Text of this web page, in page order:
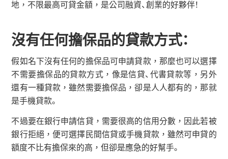
地，不限最高可貸金額，是公司融資、創業的好夥伴！
沒有任何擔保品的貸款方式：
假如名下沒有任何的擔保品可申請貸款，那麼也可以選擇
不需要擔保品的貸款方式，像是信貸、代書貸款等，另外
還有一種貸款，雖然需要擔保品，卻是人人都有的，那就
是手機貸款。
不過要在銀行申請信貸，需要很高的信用分數，因此若被
銀行拒絕，便可選擇民間信貸或手機貸款，雖然可申貸的
額度不比有擔保來的高，但卻是應急的好幫手。